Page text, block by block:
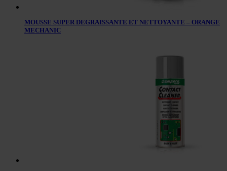
MOUSSE SUPER DEGRAISSANTE ET NETTOYANTE – ORANGE
MECHANIC